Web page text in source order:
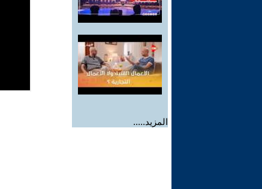
المزيد.....